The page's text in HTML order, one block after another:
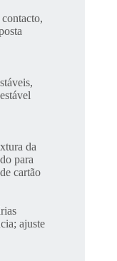
da
para
cartão
ajuste